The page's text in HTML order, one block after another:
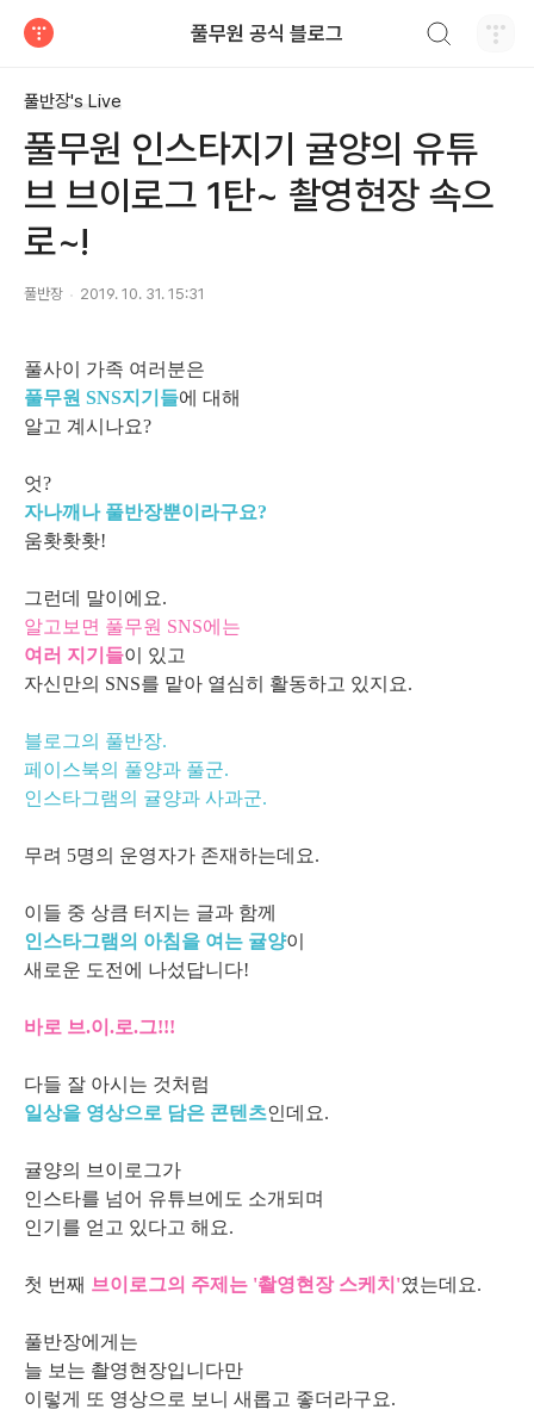
풀무원 공식 블로그
풀반장's Live
풀무원 인스타지기 귤양의 유튜
브 브이로그 1탄~ 촬영현장 속으
로~!
풀반장 2019. 10. 31. 15:31
풀사이 가족 여러분은
풀무원 SNS지기들에 대해
알고 계시나요?
엇?
자나깨나 풀반장뿐이라구요?
움홧홧홧!
그런데 말이에요.
알고보면 풀무원 SNS에는
여러 지기들이 있고
자신만의 SNS를 맡아 열심히 활동하고 있지요.
블로그의 풀반장.
페이스북의 풀양과 풀군.
인스타그램의 귤양과 사과군.
무려 5명의 운영자가 존재하는데요.
이들 중 상큼 터지는 글과 함께
인스타그램의 아침을 여는 귤양이
새로운 도전에 나섰답니다!
바로 브.이.로.그!!!
다들 잘 아시는 것처럼
일상을 영상으로 담은 콘텐츠인데요.
귤양의 브이로그가
인스타를 넘어 유튜브에도 소개되며
인기를 얻고 있다고 해요.
첫 번째 브이로그의 주제는 '촬영현장 스케치'였는데요.
풀반장에게는
늘 보는 촬영현장입니다만
이렇게 또 영상으로 보니 새롭고 좋더라구요.